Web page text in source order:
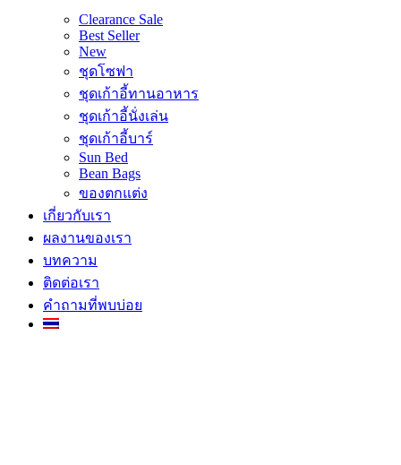
Clearance Sale
Best Seller
New
ชุดโซฟา
ชุดเก้าอี้ทานอาหาร
ชุดเก้าอี้นั่งเล่น
ชุดเก้าอี้บาร์
Sun Bed
Bean Bags
ของตกแต่ง
เกี่ยวกับเรา
ผลงานของเรา
บทความ
ติดต่อเรา
คำถามที่พบบ่อย